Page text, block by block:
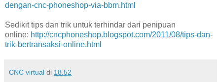
dengan-cnc-phoneshop-via-bbm.html
Sedikit tips dan trik untuk terhindar dari penipuan
online: http://cncphoneshop.blogspot.com/2011/08/tips-dan-
trik-bertransaksi-online.html
CNC virtual di 18.52